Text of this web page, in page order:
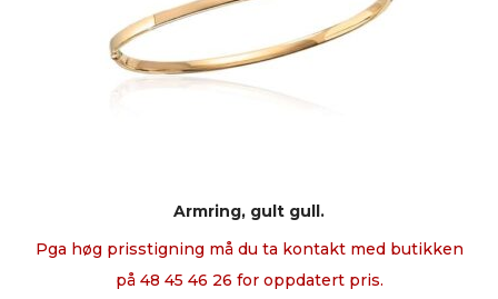
Armring, gult gull.
Pga høg prisstigning må du ta kontakt med butikken
på 48 45 46 26 for oppdatert pris.